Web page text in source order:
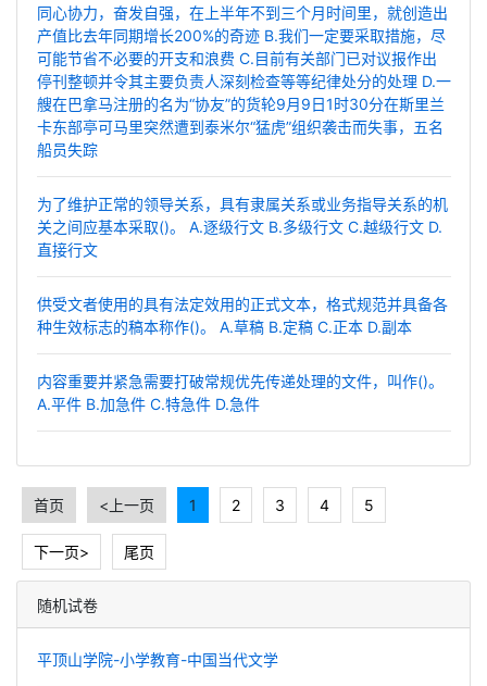
同心协力，奋发自强，在上半年不到三个月时间里，就创造出
产值比去年同期增长200%的奇迹 B.我们一定要采取措施，尽
可能节省不必要的开支和浪费 C.目前有关部门已对议报作出
停刊整顿并令其主要负责人深刻检查等等纪律处分的处理 D.一
艘在巴拿马注册的名为“协友”的货轮9月9日1时30分在斯里兰
卡东部亭可马里突然遭到泰米尔“猛虎”组织袭击而失事，五名
船员失踪
为了维护正常的领导关系，具有隶属关系或业务指导关系的机
关之间应基本采取()。 A.逐级行文 B.多级行文 C.越级行文 D.
直接行文
供受文者使用的具有法定效用的正式文本，格式规范并具备各
种生效标志的稿本称作()。 A.草稿 B.定稿 C.正本 D.副本
内容重要并紧急需要打破常规优先传递处理的文件，叫作()。
A.平件 B.加急件 C.特急件 D.急件
首页 <上一页 1 2 3 4 5
下一页> 尾页
随机试卷
平顶山学院-小学教育-中国当代文学